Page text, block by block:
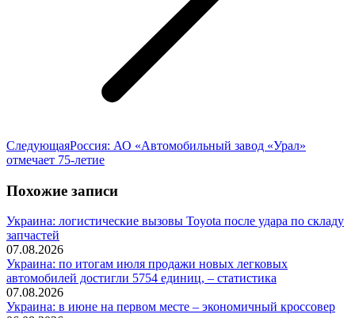
СледующаяСледующая
запись:
Россия: АО «Автомобильный завод «Урал»
отмечает 75-летие
Похожие записи
Украина: логистические вызовы Toyota после удара по складу
запчастей
07.08.2026
Украина: по итогам июля продажи новых легковых
автомобилей достигли 5754 единиц, – статистика
07.08.2026
Украина: в июне на первом месте – экономичный кроссовер